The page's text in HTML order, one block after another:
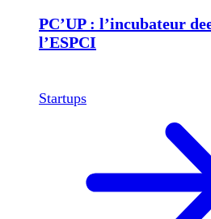
PC’UP : l’incubateur
l’ESPCI
Startups